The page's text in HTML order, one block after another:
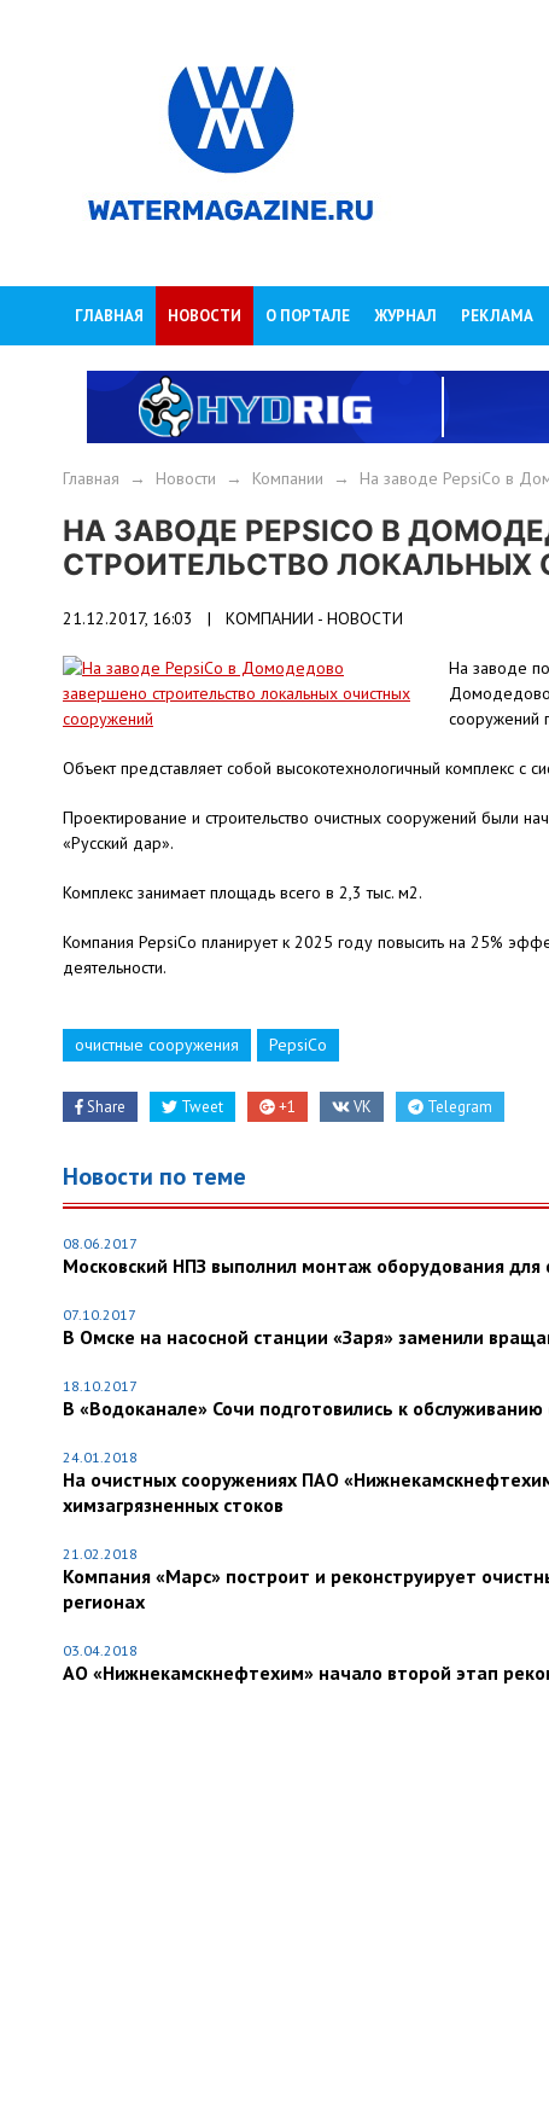
ГЛАВНАЯ НОВОСТИ О ПОРТАЛЕ ЖУРНАЛ РЕКЛАМА
Главная → Новости → Компании → На заводе PepsiCo в
НА ЗАВОДЕ PEPSICO В
СТРОИТЕЛЬСТВО
21.12.2017, 16:03 | КОМПАНИИ - НОВОСТИ
На заводе
Домодедово
сооружений
Объект представляет собой высокотехнологичный комплекс с
Проектирование и строительство очистных сооружений были
«Русский дар».
Комплекс занимает площадь всего в 2,3 тыс. м2.
Компания PepsiCo планирует к 2025 году повысить на 25%
деятельности.
очистные сооружения PepsiCo
Share Tweet +1 VK Telegram
Новости по теме
08.06.2017
Московский НПЗ выполнил монтаж оборудования
07.10.2017
В Омске на насосной станции «Заря» заменили
18.10.2017
В «Водоканале» Сочи подготовились к
24.01.2018
На очистных сооружениях ПАО
химзагрязненных стоков
21.02.2018
Компания «Марс» построит и реконструирует
регионах
03.04.2018
АО «Нижнекамскнефтехим» начало второй этап